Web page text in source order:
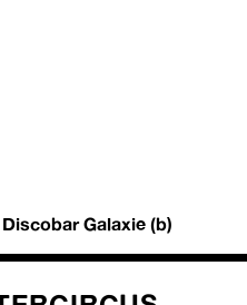
Discobar Galaxie (b)